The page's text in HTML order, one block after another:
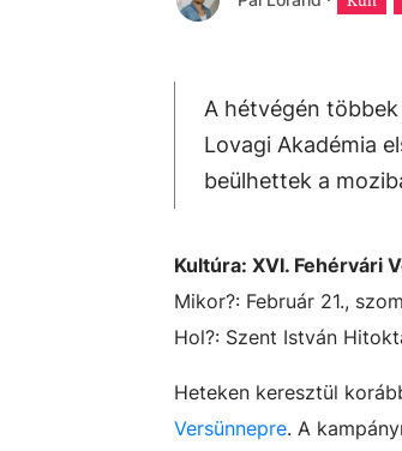
A hétvégén
Lovagi Akadémia
beülhettek a
Kultúra: XVI. Fehérvári
Mikor?: Február 21.,
Hol?: Szent István
Heteken keresztül
Versünnepre. A